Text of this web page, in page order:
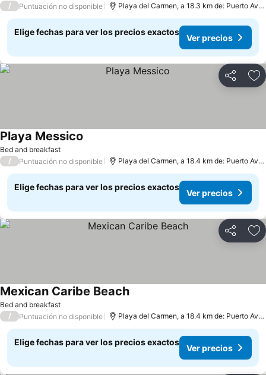
/ Puntuación no disponible Playa del Carmen, a 18.3 km de: Puerto Aventuras
Elige fechas para ver los precios exactos
Ver precios
Compartir
Bed and breakfast
Playa Messico
/ Puntuación no disponible Playa del Carmen, a 18.4 km de: Puerto Aventuras
Elige fechas para ver los precios exactos
Ver precios
Compartir
Bed and breakfast
Mexican Caribe Beach
/ Puntuación no disponible Playa del Carmen, a 18.4 km de: Puerto Aventuras
Elige fechas para ver los precios exactos
Ver precios